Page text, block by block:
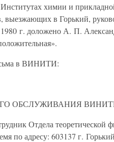
Институтах химии и
выезжающих в Горький,
г. доложено А. П.
в ВИНИТИ:
ОБСЛУЖИВАНИЯ
Отдела
по адресу: 603137 г.